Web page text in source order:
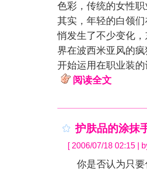
色彩，传统的女性
其实，年轻的白领
悄发生了不少变化
界在波西米亚风的
开始运用在职业装
阅读全文
护肤品的涂抹
[ 2006/07/18 02:15 |
你是否认为只要